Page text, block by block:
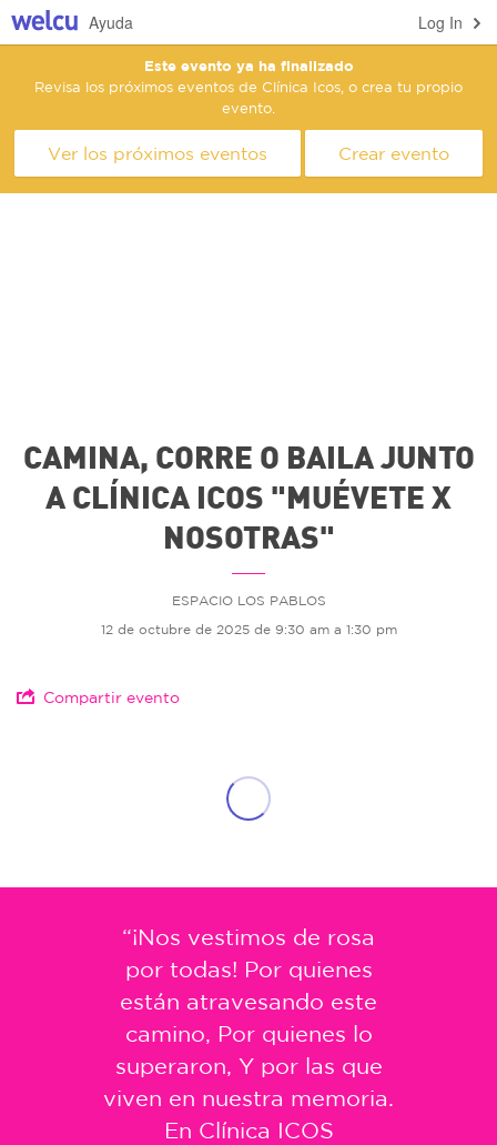
Log In
Ayuda
Este evento ya ha finalizado
Revisa los próximos eventos de Clínica Icos, o crea tu propio
evento.
Ver los próximos eventos Crear evento
CAMINA, CORRE O BAILA JUNTO
A CLÍNICA ICOS "MUÉVETE X
NOSOTRAS"
ESPACIO LOS PABLOS
12 de octubre de 2025 de 9:30 am a 1:30 pm
Compartir evento
“¡Nos vestimos de rosa
por todas! Por quienes
están atravesando este
camino, Por quienes lo
superaron, Y por las que
viven en nuestra memoria.
En Clínica ICOS